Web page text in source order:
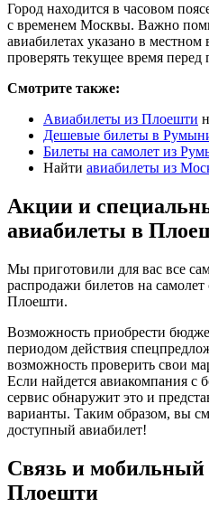
Город находится в часовом
с временем Москвы. Важно
авиабилетах указано в местном
проверять текущее время перед
Смотрите также:
Авиабилеты из Плоешти
Дешевые билеты в
Билеты на самолет из
Найти авиабилеты из
Акции и
авиабилеты в
Мы приготовили для вас все
распродажи билетов на
Плоешти.
Возможность приобрести
периодом действия
возможность проверить свои
Если найдется авиакомпания с
сервис обнаружит это и
варианты. Таким образом, вы
доступный авиабилет!
Связь и мобильный
Плоешти